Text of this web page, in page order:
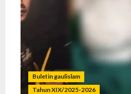
Buletin gaulislam
Tahun XIX/2025-2026